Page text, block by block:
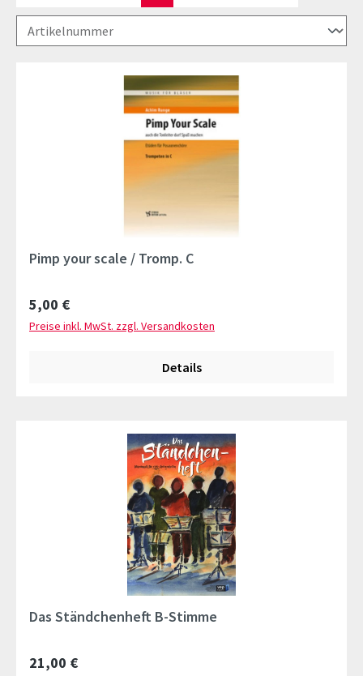
Pimp your scale / Tromp. C
Regulärer Preis:
5,00 €
Preise inkl. MwSt. zzgl. Versandkosten
Details
Das Ständchenheft B-Stimme
Regulärer Preis:
21,00 €